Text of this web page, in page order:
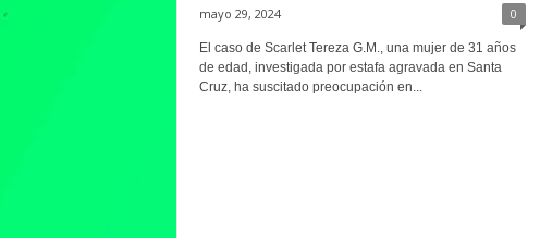
mayo 29, 2024 0
El caso de Scarlet Tereza G.M., una mujer de 31 años
de edad, investigada por estafa agravada en Santa
Cruz, ha suscitado preocupación en...